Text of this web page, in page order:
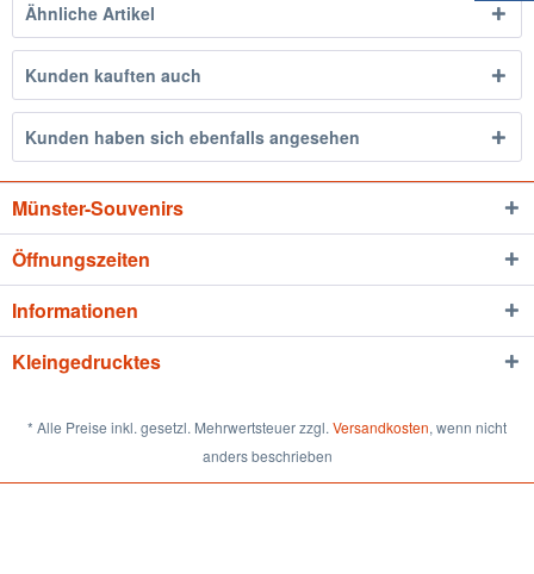
Ähnliche Artikel
Kunden kauften auch
Kunden haben sich ebenfalls angesehen
Münster-Souvenirs
Öffnungszeiten
Informationen
Kleingedrucktes
* Alle Preise inkl. gesetzl. Mehrwertsteuer zzgl. Versandkosten, wenn nicht
anders beschrieben